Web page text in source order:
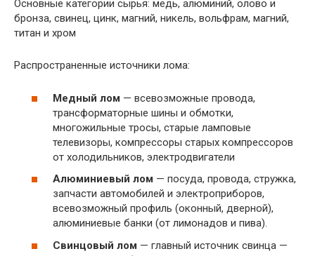
Основные категории сырья: медь, алюминий, олово и
бронза, свинец, цинк, магний, никель, вольфрам, магний,
титан и хром
Распространенные источники лома:
Медный лом — всевозможные провода,
трансформаторные шины и обмотки,
многожильные тросы, старые ламповые
телевизоры, компрессоры старых компрессоров
от холодильников, электродвигатели
Алюминиевый лом — посуда, провода, стружка,
запчасти автомобилей и электроприборов,
всевозможный профиль (оконный, дверной),
алюминиевые банки (от лимонадов и пива).
Свинцовый лом — главный источник свинца —